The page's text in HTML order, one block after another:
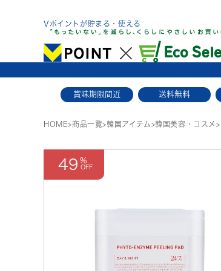
Vポイントが貯まる・使える
賞味期限間近 送料無料
HOME>商品一覧>韓国アイテム >韓国美容・コスメ>
49